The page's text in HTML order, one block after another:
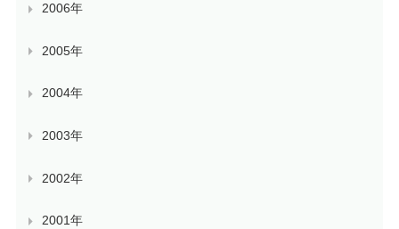
2006年
2005年
2004年
2003年
2002年
2001年